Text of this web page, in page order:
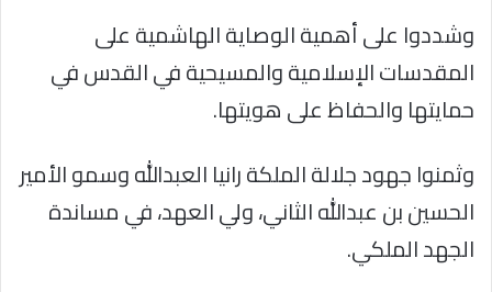
وشددوا على أهمية الوصاية الهاشمية على
المقدسات الإسلامية والمسيحية في القدس في
حمايتها والحفاظ على هويتها.
وثمنوا جهود جلالة الملكة رانيا العبدالله وسمو الأمير
الحسين بن عبدالله الثاني، ولي العهد، في مساندة
الجهد الملكي.